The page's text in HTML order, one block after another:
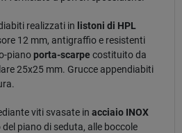
realizzati in listoni di HPL
12 mm, antigraffio e resistenti
pianoporta-scarpe costituito da
25x25 mm. Grucce appendiabiti
viti svasate in acciaio INOX
piano di seduta, alle boccole